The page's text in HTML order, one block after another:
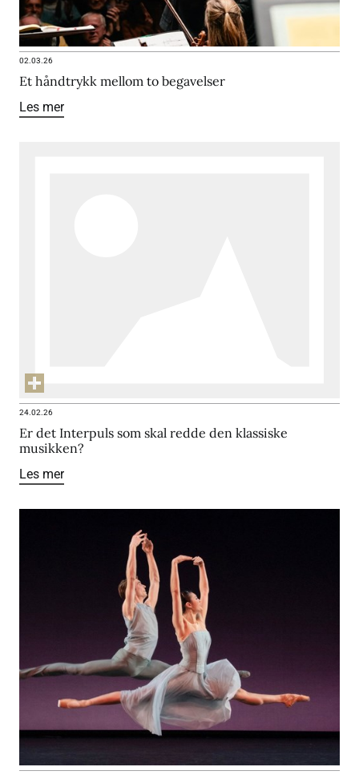
02.03.26
Et håndtrykk mellom to begavelser
Les mer
24.02.26
Er det Interpuls som skal redde den klassiske
musikken?
Les mer